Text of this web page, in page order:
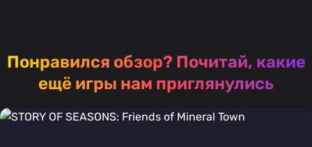
Понравился обзор? Почитай, какие
ещё игры нам приглянулись